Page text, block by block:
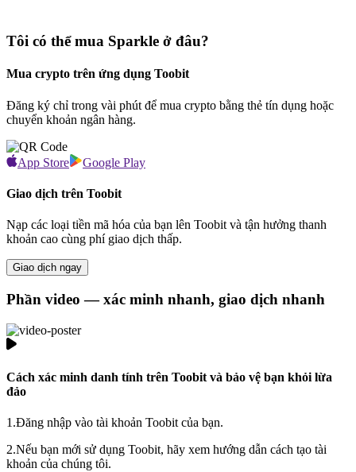
Tôi có thể mua Sparkle ở đâu?
Mua crypto trên ứng dụng Toobit
Đăng ký chỉ trong vài phút để mua crypto bằng thẻ tín dụng hoặc
chuyển khoản ngân hàng.
App Store Google Play
Giao dịch trên Toobit
Nạp các loại tiền mã hóa của bạn lên Toobit và tận hưởng thanh
khoản cao cùng phí giao dịch thấp.
Giao dịch ngay
Phần video — xác minh nhanh, giao dịch nhanh
Cách xác minh danh tính trên Toobit và bảo vệ bạn khỏi lừa
đảo
1.Đăng nhập vào tài khoản Toobit của bạn.
2.Nếu bạn mới sử dụng Toobit, hãy xem hướng dẫn cách tạo tài
khoản của chúng tôi.